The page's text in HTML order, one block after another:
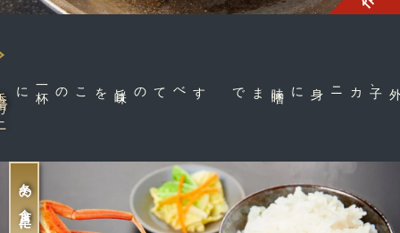
冬の食卓に
ニ 、
カニ身に味
噌
まで
すべての旨
味
を
この一
杯
に